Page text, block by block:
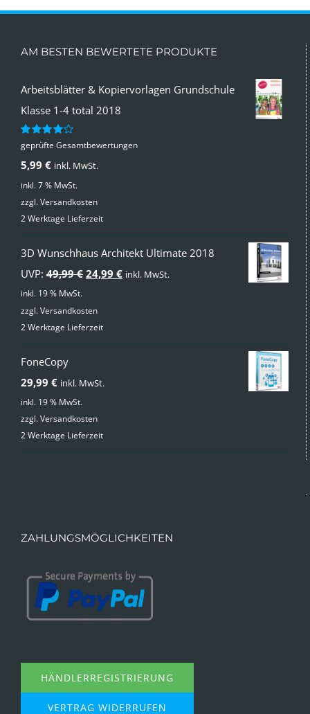
AM BESTEN BEWERTETE PRODUKTE
Arbeitsblätter & Kopiervorlagen Grundschule
Klasse 1-4 total 2018
Bewertet
von 5
geprüfte Gesamtbewertungen
5,99 € inkl. MwSt.
inkl. 7 % MwSt.
zzgl.Versandkosten
2 Werktage Lieferzeit
3D Wunschhaus Architekt Ultimate 2018
UVP: 49,99€ Ursprünglicher
war:
24,99 €Aktueller
inkl. MwSt.
inkl. 19 % MwSt.
zzgl.Versandkosten
2 Werktage Lieferzeit
FoneCopy
29,99 € inkl. MwSt.
inkl. 19 % MwSt.
zzgl.Versandkosten
2 Werktage Lieferzeit
ZAHLUNGSMÖGLICHKEITEN
HÄNDLERREGISTRIERUNG
VERTRAG WIDERRUFEN